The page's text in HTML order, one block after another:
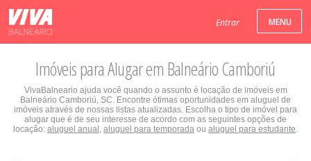
Entrar
Imóveis para Alugar em Balneário Camboriú
VivaBalneario ajuda você quando o assunto é locação de imóveis em
Balneário Camboriú, SC. Encontre ótimas oportunidades em aluguel de
imóveis através de nossas listas atualizadas. Escolha o tipo de imóvel para
alugar que é de seu interesse de acordo com as seguintes opções de
locação: aluguel anual , aluguel para temporada ou aluguel para estudante.